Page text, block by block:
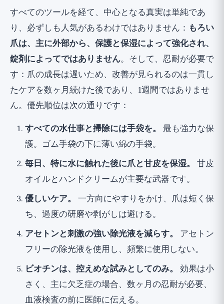
すべてのツールを経て、中心となる真実は単純であ
り、必ずしも人気があるわけではありません： もろい
爪は、主に外部から、保護と保湿によって強化され、
錠剤によってではありません。そして、忍耐が必要で
す：爪の成長は遅いため、改善が見られるのは一貫し
たケアを数ヶ月続けた後であり、1週間ではありませ
ん。優先順位は次の通りです：
すべての水仕事と掃除には手袋を。
最も強力な保
護。ゴム手袋の下に薄い綿の手袋。
毎日、特に水に触れた後に爪と甘皮を保湿。
甘皮
オイルとハンドクリームが主要な武器です。
優しいケア。
一方向にやすりをかけ、爪は短く保
ち、過度の研磨や剥がしは避ける。
アセトンと刺激の強い除光液を減らす。
アセトン
フリーの除光液を使用し、頻繁に使用しない。
ビオチンは、控えめな試みとしてのみ。
効果は小
さく、主に欠乏症の場合、数ヶ月の忍耐が必要、
血液検査の前に医師に伝える。